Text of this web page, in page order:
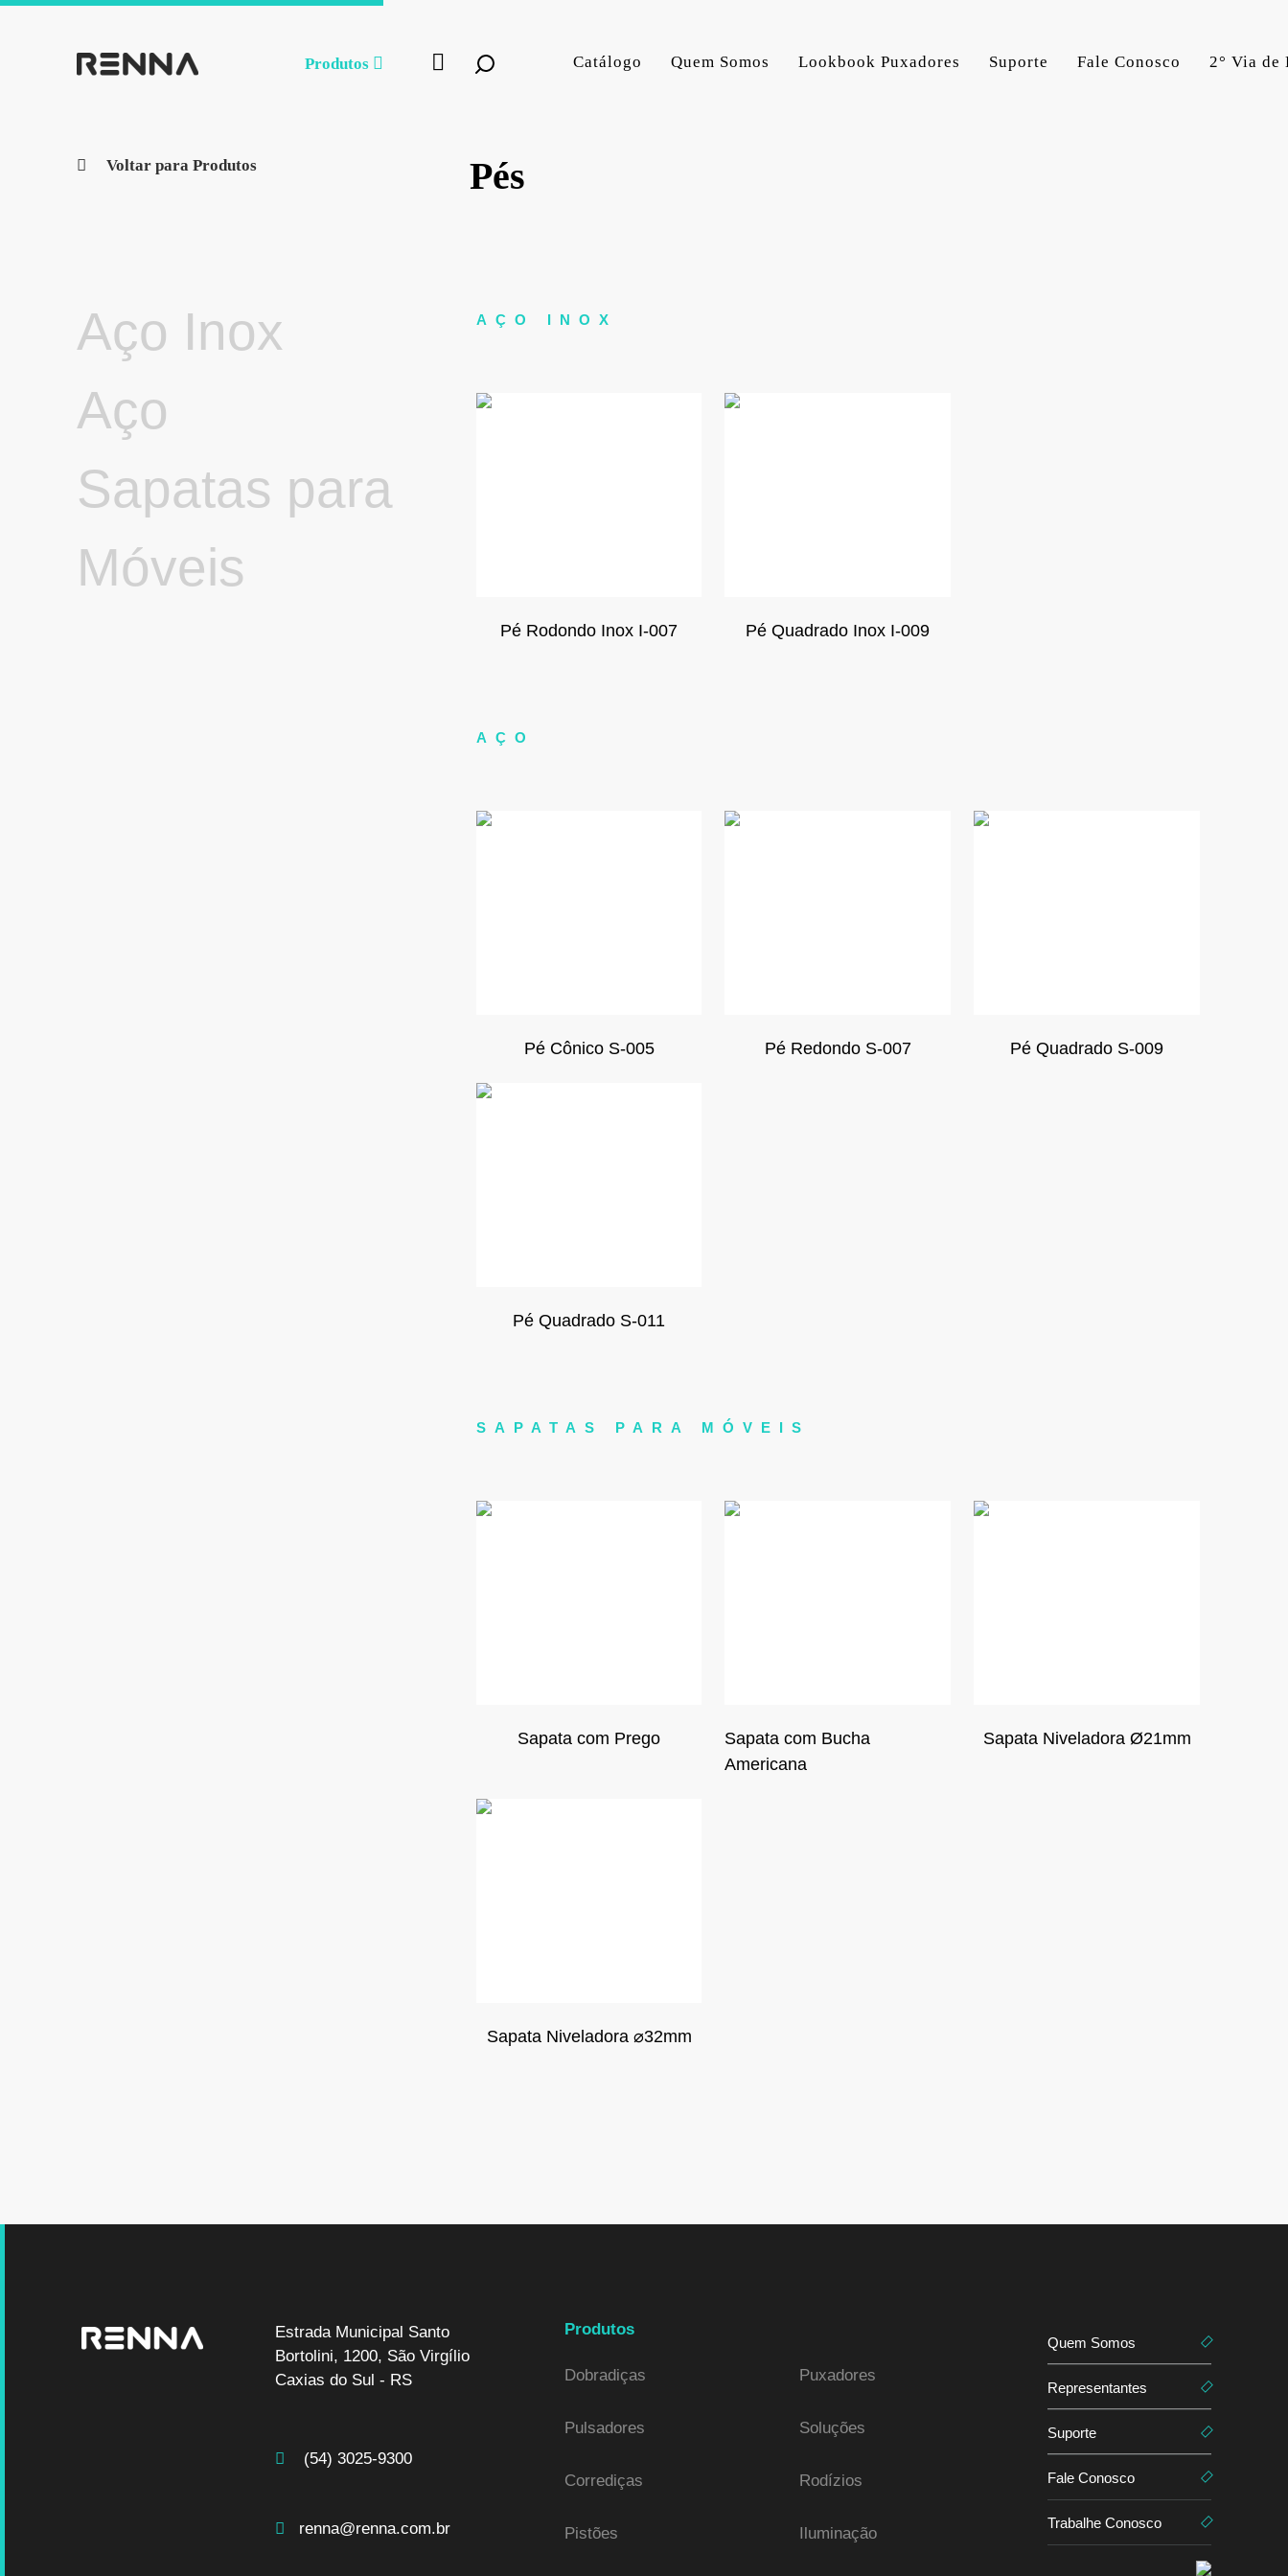
Produtos Catálogo Quem Somos Lookbook Puxadores Suporte Fale Conosco 2° Via de
Voltar para Produtos
Aço Inox
Aço
Sapatas para
Móveis
Pés
AÇO INOX
Pé Rodondo Inox I-007 Pé Quadrado Inox I-009
AÇO
Pé Cônico S-005 Pé Redondo S-007 Pé Quadrado S-009
Pé Quadrado S-011
SAPATAS PARA MÓVEIS
Sapata com Prego
Sapata com Bucha
Americana
Sapata Niveladora Ø21mm
Sapata Niveladora ⌀32mm
Estrada Municipal Santo
Bortolini, 1200, São Virgílio
Caxias do Sul - RS
(54) 3025-9300
renna@renna.com.br
Produtos
Dobradiças
Pulsadores
Corrediças
Pistões
Puxadores
Soluções
Rodízios
Iluminação
Quem Somos
Representantes
Suporte
Fale Conosco
Trabalhe Conosco